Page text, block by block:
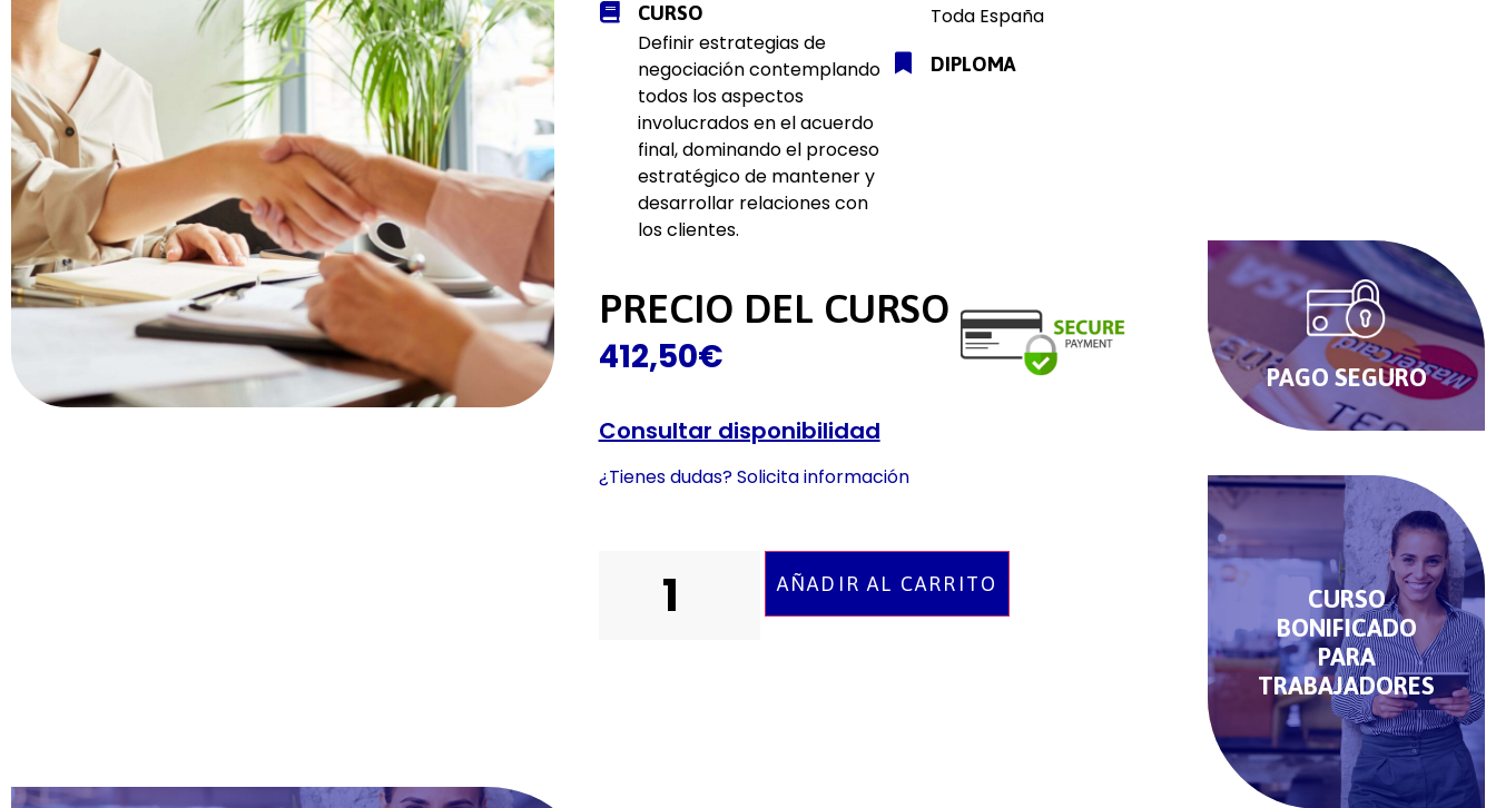
CURSO
Definir estrategias de
negociación contemplando
todos los aspectos
involucrados en el acuerdo
final, dominando el proceso
estratégico de mantener y
desarrollar relaciones con
los clientes.
Toda España
DIPLOMA
PRECIO DEL CURSO
412,50€
Consultar disponibilidad
¿Tienes dudas? Solicita información
AÑADIR AL CARRITO
PAGO SEGURO
CURSO
BONIFICADO
PARA
TRABAJADORES